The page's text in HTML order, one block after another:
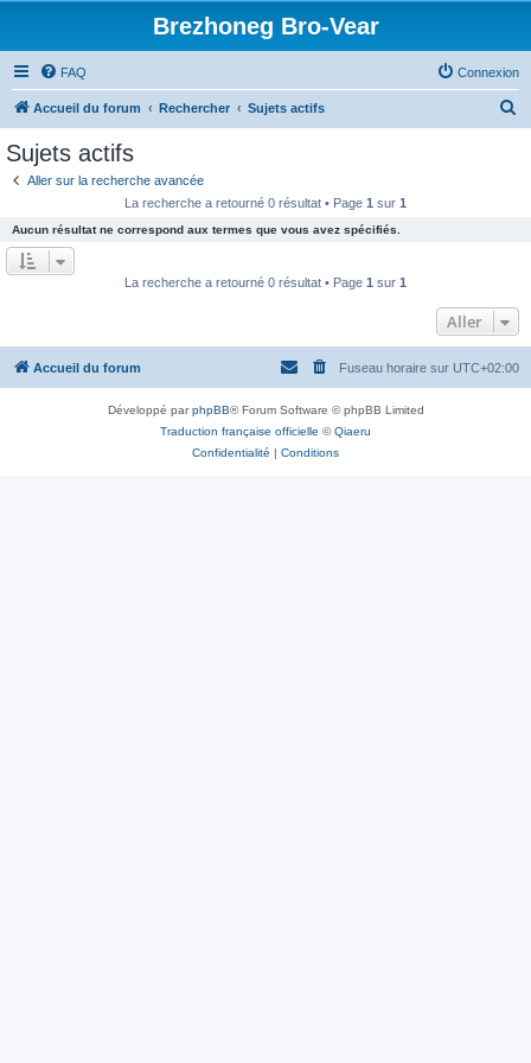
Brezhoneg Bro-Vear
FAQ Connexion
Accueil du forum Rechercher Sujets actifs
e
r
Sujets actifs
Aller sur la recherche avancée
La recherche a retourné 0 résultat • Page 1 sur 1
Aucun résultat ne correspond aux termes que vous avez spécifiés.
La recherche a retourné 0 résultat • Page 1 sur 1
Aller
Accueil du forum Fuseau horaire sur UTC+02:00
Développé parphpBB® Forum Software © phpBB Limited
Traduction française officielle ©Qiaeru
Confidentialité | Conditions